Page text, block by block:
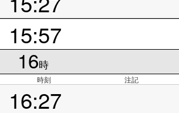
15:57
16時
時刻 注記
16:27